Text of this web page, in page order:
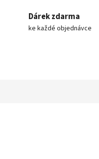
Dárek zdarma
ke každé objednávce